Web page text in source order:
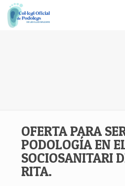
OFERTA PARA
PODOLOGÍA EN
SOCIOSANITARI
RITA.